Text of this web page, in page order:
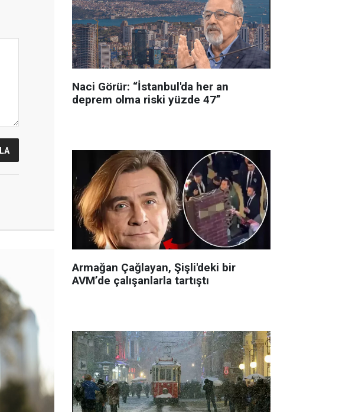
Naci Görür: “İstanbul'da her an
deprem olma riski yüzde 47”
Armağan Çağlayan, Şişli'deki bir
AVM’de çalışanlarla tartıştı